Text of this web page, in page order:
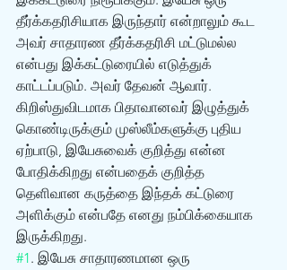
தீர்க்கதரிசியாக இருந்தார் என்றாலும் கூட
அவர் சாதாரண தீர்க்கதரிசி மட்டுமல்ல
என்பது இக்கட்டுரையில் எடுத்துக்
காட்டப்படும். அவர் தேவன் ஆவார்.
கிறிஸ்துவிடமாக பிதாவானவர் இழுத்துக்
கொண்டிருக்கும் முஸ்லீம்களுக்கு புதிய
ஏற்பாடு, இயேசுவைக் குறித்து என்ன
போதிக்கிறது என்பதைக் குறித்த
தெளிவான‌ கருத்தை இந்தக் கட்டுரை
அளிக்கும் என்பதே எனது நம்பிக்கையாக
இருக்கிறது.
#1. இயேசு சாதாரணமான ஒரு